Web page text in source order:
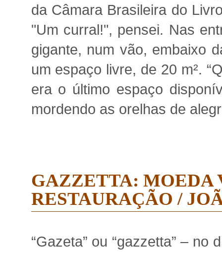
da Câmara Brasileira do
"Um curral!", pensei. Nas
gigante, num vão, embaixo
um espaço livre, de 20 m².
era o último espaço
mordendo as orelhas de
GAZZETTA: MOEDA
RESTAURAÇÃO /
“Gazeta” ou “gazzetta” – no